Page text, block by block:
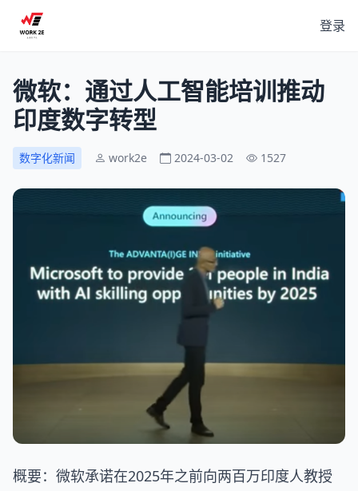
登录
微软：通过人工智能培训推动
印度数字转型
数字化新闻 work2e 2024-03-02 1527
概要：微软承诺在2025年之前向两百万印度人教授